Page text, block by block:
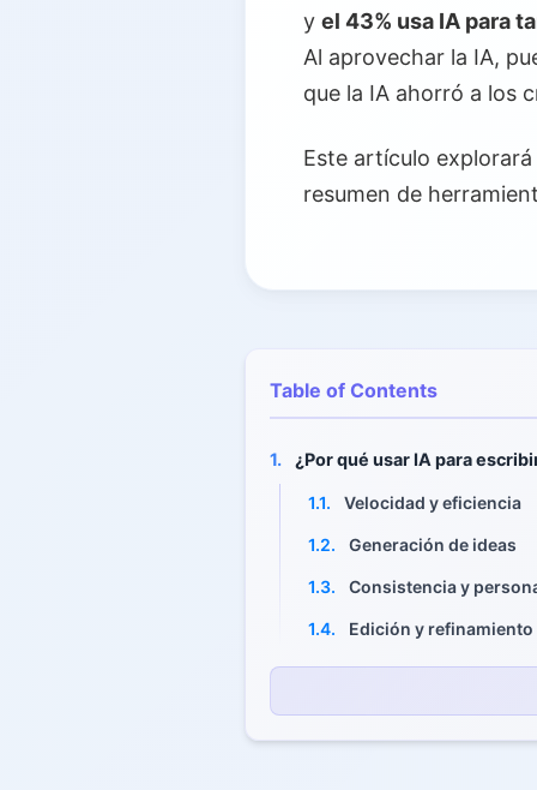
y el 43% usa IA para
Al aprovechar la IA,
que la IA ahorró a los
Este artículo explorará
resumen de
Table of Contents
1. ¿Por qué usar IA para
1.1. Velocidad y eficiencia
1.2. Generación de ideas
1.3. Consistencia y
1.4. Edición y refinamiento
2. Consejos para escribir
2.1. Comienza con un